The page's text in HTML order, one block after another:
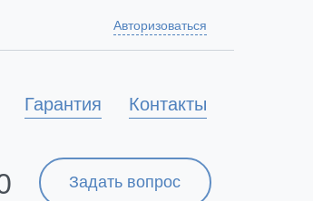
Авторизоваться
Контакты
Гарантия
Задать вопрос